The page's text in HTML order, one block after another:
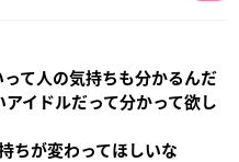
て人の気持ちも分かるんだ
イドルだって分かって欲し
ちが変わってほしいな